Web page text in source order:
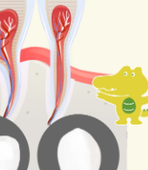
치 세라믹크라운
Juniors
영구치 레진